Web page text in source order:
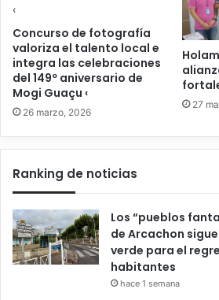
Concurso de fotografía
valoriza el talento local e
integra las celebraciones
del 149º aniversario de
Mogi Guaçu ‹
26 marzo, 2026
27
Ranking de noticias
Los “pueblos
de Arcachon
verde para el
habitantes
hace 1 semana